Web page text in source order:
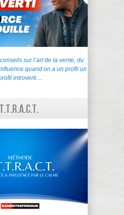
sur l’art de la vente, du
quand on a un profil un
introverti…